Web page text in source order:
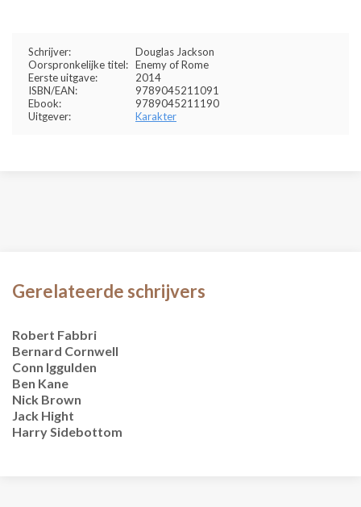
Schrijver:
Douglas Jackson
Oorspronkelijke titel: Enemy of Rome
Eerste uitgave:
2014
ISBN/EAN:
9789045211091
Ebook:
9789045211190
Uitgever:
Karakter
Gerelateerde schrijvers
Robert Fabbri
Bernard Cornwell
Conn Iggulden
Ben Kane
Nick Brown
Jack Hight
Harry Sidebottom